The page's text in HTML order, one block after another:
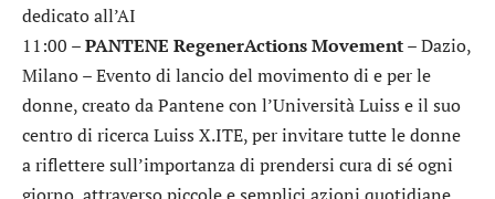
dedicato all’AI
11:00 –PANTENE RegenerActions Movement– Dazio,
Milano – Evento di lancio del movimento di e per le
donne, creato da Pantene con l’Università Luiss e il suo
centro di ricerca Luiss X.ITE, per invitare tutte le donne
a riflettere sull’importanza di prendersi cura di sé ogni